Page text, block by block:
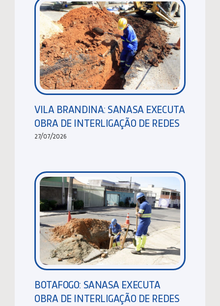
VILA BRANDINA: SANASA EXECUTA
OBRA DE INTERLIGAÇÃO DE REDES
27/07/2026
BOTAFOGO: SANASA EXECUTA
OBRA DE INTERLIGAÇÃO DE REDES